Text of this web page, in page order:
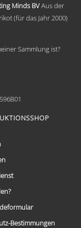
Minds BVAus der
(für das Jahr 2000)
Sammlung ist?
Bestimmungen